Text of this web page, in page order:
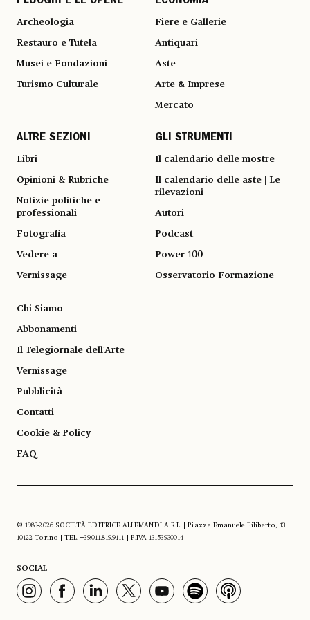
Archeologia
Restauro e Tutela
Musei e Fondazioni
Turismo Culturale
Fiere e Gallerie
Antiquari
Aste
Arte & Imprese
Mercato
ALTRE SEZIONI
Libri
Opinioni & Rubriche
Notizie politiche e
professionali
Fotografia
Vedere a
Vernissage
GLI STRUMENTI
Il calendario delle mostre
Il calendario delle aste | Le
rilevazioni
Autori
Podcast
Power 100
Osservatorio Formazione
Chi Siamo
Abbonamenti
Il Telegiornale dell'Arte
Vernissage
Pubblicità
Contatti
Cookie & Policy
FAQ
© 1983-2026 SOCIETÀ EDITRICE ALLEMANDI A R.L. | Piazza Emanuele Filiberto, 13
10122 Torino | TEL. +39.011.819.9111 | P.IVA 13153930014
SOCIAL